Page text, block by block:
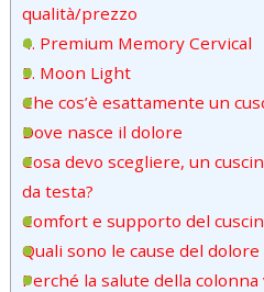
qualità/prezzo
4. Premium Memory Cervical
5. Moon Light
Che cos’è esattamente un
Dove nasce il dolore
Cosa devo scegliere, un
da testa?
Comfort e supporto del
Quali sono le cause del
Perché la salute della